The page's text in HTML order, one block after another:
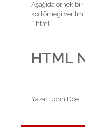
Aşağıda örnek bir
kod örneği
```html
HTML
Yazar: John Doe |